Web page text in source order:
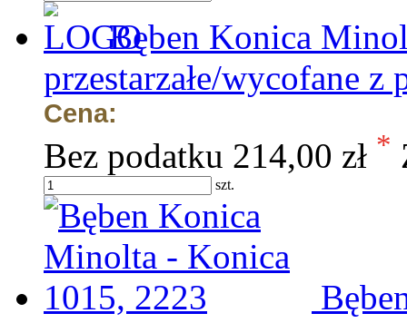
Bęben Konica
przestarzałe/wycofane z
Cena:
Bez podatku 214,00 zł *
szt.